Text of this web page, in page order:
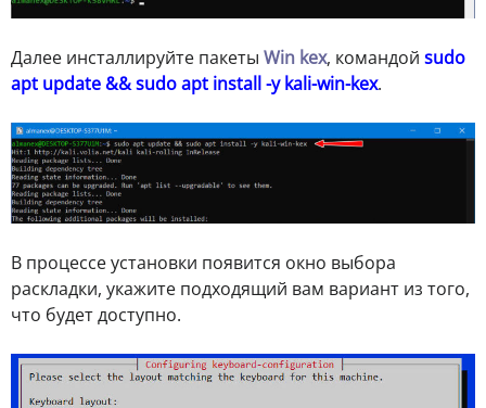
Далее инсталлируйте пакеты Win kex, командой sudo
apt update && sudo apt install -y kali-win-kex.
В процессе установки появится окно выбора
раскладки, укажите подходящий вам вариант из того,
что будет доступно.